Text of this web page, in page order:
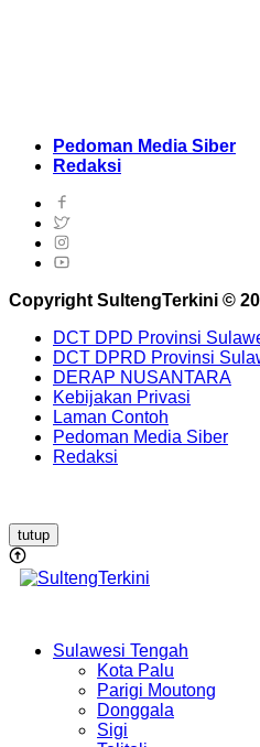
Pedoman Media Siber
Redaksi
Copyright SultengTerkini ©
DCT DPD Provinsi
DCT DPRD Provinsi
DERAP NUSANTARA
Kebijakan Privasi
Laman Contoh
Pedoman Media Siber
Redaksi
tutup
Sulawesi Tengah
Kota Palu
Parigi Moutong
Donggala
Sigi